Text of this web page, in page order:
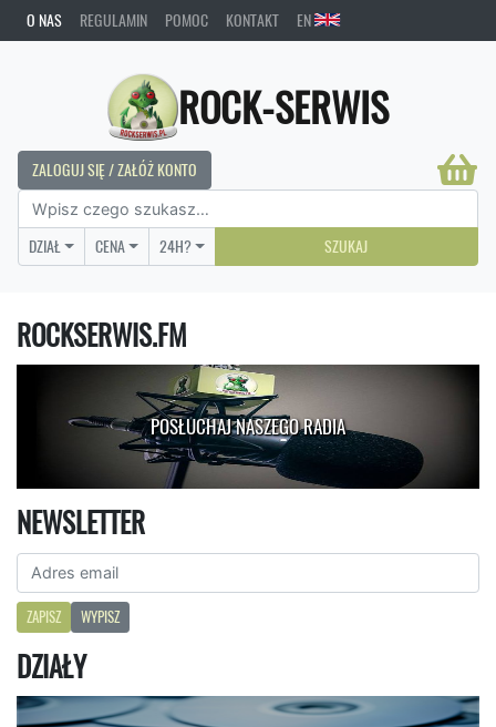
O NAS REGULAMIN POMOC KONTAKT EN
ROCK-SERWIS
ZALOGUJ SIĘ / ZAŁÓŻ KONTO
DZIAŁ CENA 24H? SZUKAJ
ROCKSERWIS.FM
POSŁUCHAJ NASZEGO RADIA
NEWSLETTER
ZAPISZ WYPISZ
DZIAŁY